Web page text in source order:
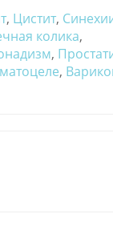
, Цистит,
колика,
,
,